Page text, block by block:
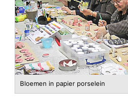
Bloemen in papier porselein